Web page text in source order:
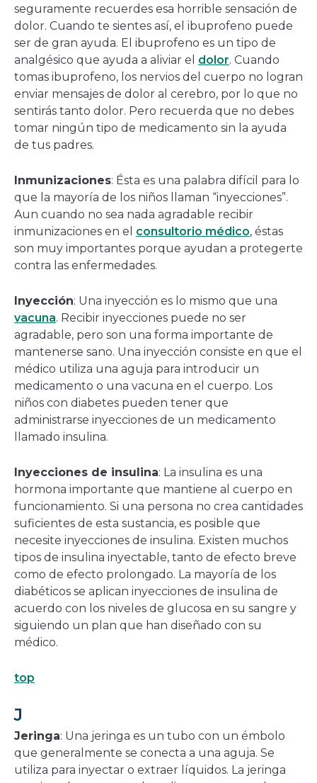
seguramente recuerdes esa horrible sensación de
dolor. Cuando te sientes así, el ibuprofeno puede
ser de gran ayuda. El ibuprofeno es un tipo de
analgésico que ayuda a aliviar el dolor. Cuando
tomas ibuprofeno, los nervios del cuerpo no logran
enviar mensajes de dolor al cerebro, por lo que no
sentirás tanto dolor. Pero recuerda que no debes
tomar ningún tipo de medicamento sin la ayuda
de tus padres.
Inmunizaciones: Ésta es una palabra difícil para lo
que la mayoría de los niños llaman “inyecciones”.
Aun cuando no sea nada agradable recibir
inmunizaciones en el consultorio médico, éstas
son muy importantes porque ayudan a protegerte
contra las enfermedades.
Inyección: Una inyección es lo mismo que una
vacuna. Recibir inyecciones puede no ser
agradable, pero son una forma importante de
mantenerse sano. Una inyección consiste en que el
médico utiliza una aguja para introducir un
medicamento o una vacuna en el cuerpo. Los
niños con diabetes pueden tener que
administrarse inyecciones de un medicamento
llamado insulina.
Inyecciones de insulina: La insulina es una
hormona importante que mantiene al cuerpo en
funcionamiento. Si una persona no crea cantidades
suficientes de esta sustancia, es posible que
necesite inyecciones de insulina. Existen muchos
tipos de insulina inyectable, tanto de efecto breve
como de efecto prolongado. La mayoría de los
diabéticos se aplican inyecciones de insulina de
acuerdo con los niveles de glucosa en su sangre y
siguiendo un plan que han diseñado con su
médico.
top
J
Jeringa: Una jeringa es un tubo con un émbolo
que generalmente se conecta a una aguja. Se
utiliza para inyectar o extraer líquidos. La jeringa